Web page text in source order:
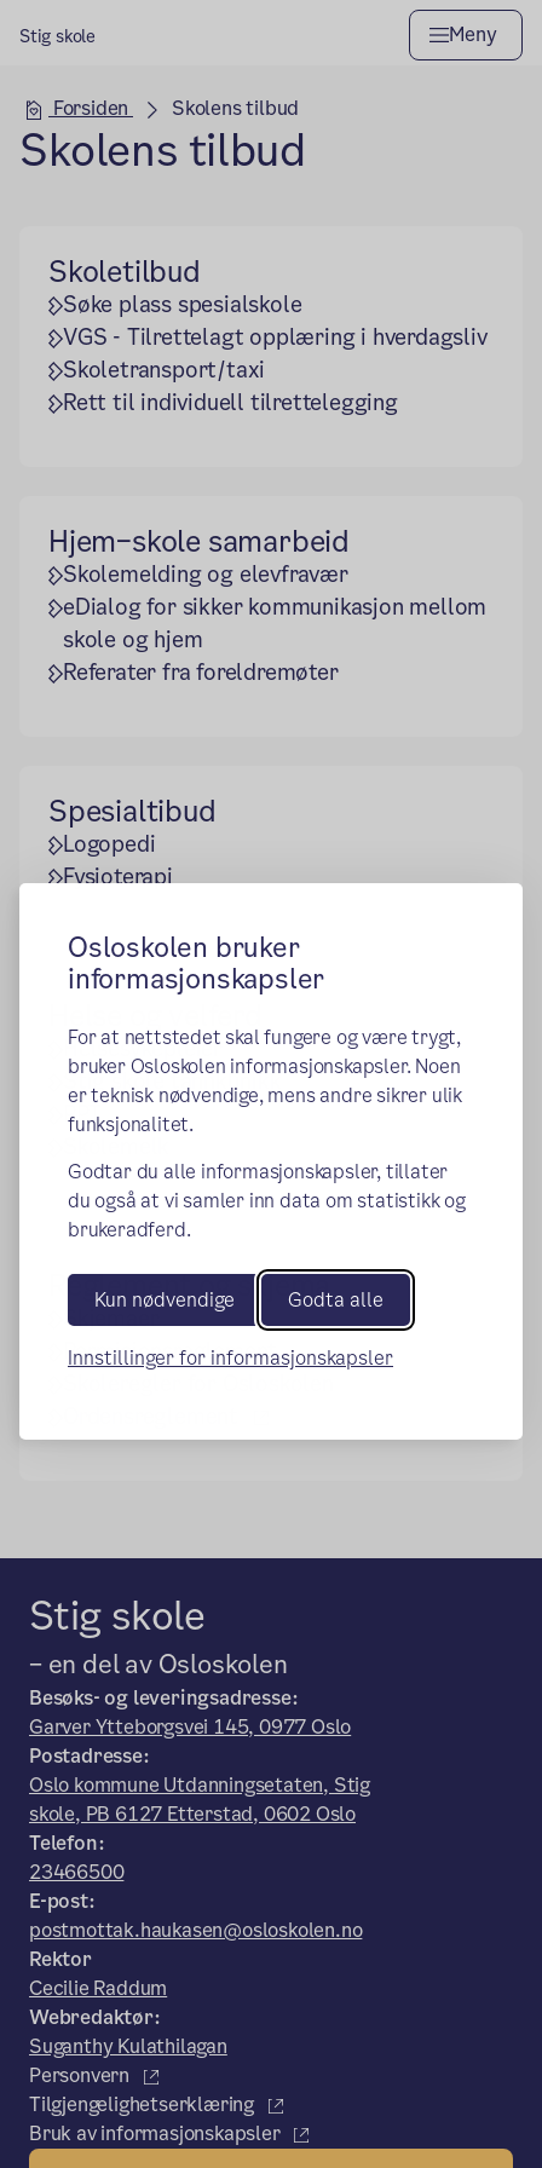
Osloskolen bruker
informasjonskapsler
For at nettstedet skal fungere og være trygt,
bruker Osloskolen informasjonskapsler. Noen
er teknisk nødvendige, mens andre sikrer ulik
funksjonalitet.
Godtar du alle informasjonskapsler, tillater
du også at vi samler inn data om statistikk og
brukeradferd.
Kun nødvendige Godta alle
Innstillinger for informasjonskapsler
Stig skole Meny
Hovedseksjon
Forsiden Skolens tilbud
Skolens tilbud
Skoletilbud
Søke plass spesialskole
VGS - Tilrettelagt opplæring i hverdagsliv
Skoletransport/taxi
Rett til individuell tilrettelegging
Hjem–skole samarbeid
Skolemelding og elevfravær
eDialog for sikker kommunikasjon mellom
skole og hjem
Referater fra foreldremøter
Spesialtibud
Logopedi
Fysioterapi
Helsesykepleier
Stig skole tannklinikk
PPT
Skolemelk
Reglement og skjema
Skjemaer
Permisjonsreglement
Stig skole
– en del av Osloskolen
Besøks- og leveringsadresse:
Garver Ytteborgsvei 145, 0977 Oslo
Postadresse:
Oslo kommune Utdanningsetaten, Stig
skole, PB 6127 Etterstad, 0602 Oslo
Telefon:
23466500
E-post:
postmottak.haukasen@osloskolen.no
Rektor
Cecilie Raddum
Webredaktør:
Suganthy Kulathilagan
Personvern
Tilgjengelighetserklæring
Bruk av informasjonskapsler